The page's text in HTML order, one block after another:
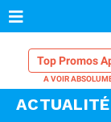
Top Promos
VPN Mac
ACTUALITÉ